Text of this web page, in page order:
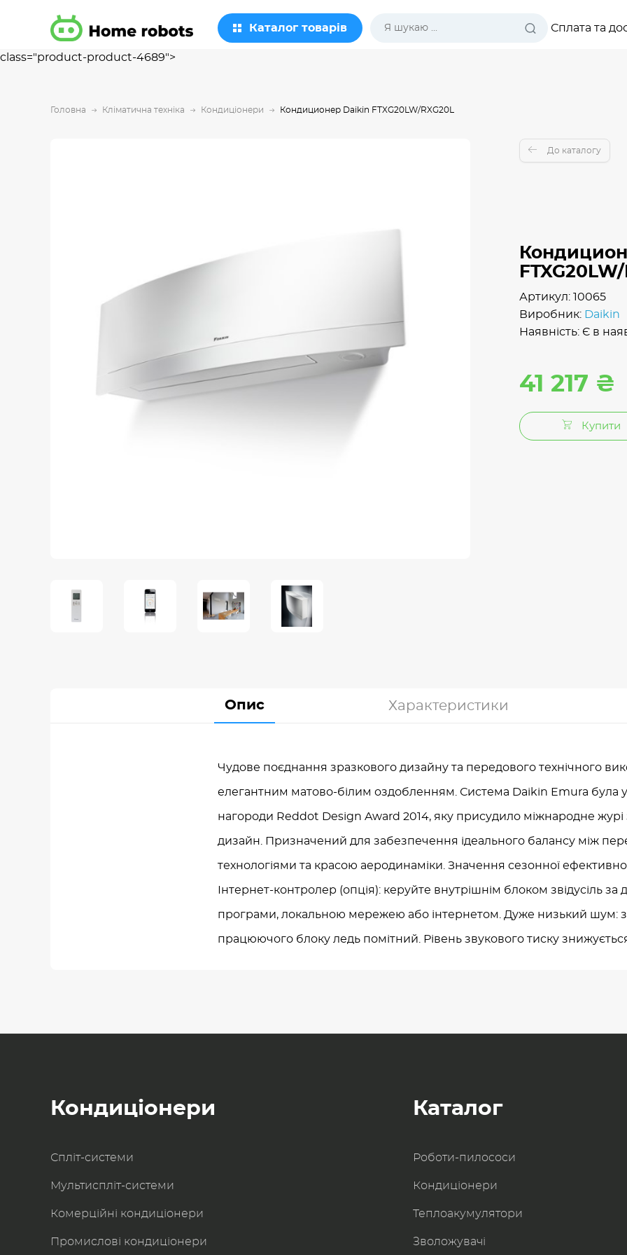
class="product-product-4689">
Каталог товарів Сплата та
Головна Кліматична техніка Кондиціонери Кондиционер Daikin FTXG20LW/RXG20L
До каталогу
Артикул: 10065
Виробник: Daikin
Наявність: Є в
41 217 ₴
Купити
Опис Характеристики
Чудове поєднання зразкового дизайну та передового технічного
елегантним матово-білим оздобленням. Система Daikin Emura була
нагороди Reddot Design Award 2014, яку присудило міжнародне журі
дизайн. Призначений для забезпечення ідеального балансу між
технологіями та красою аеродинаміки. Значення сезонної
Інтернет-контролер (опція): керуйте внутрішнім блоком звідусіль
програми, локальною мережею або інтернетом. Дуже низький шум:
працюючого блоку ледь помітний. Рівень звукового тиску
Кондиціонери
Спліт-системи
Мультиспліт-системи
Комерційні кондиціонери
Промислові кондиціонери
Каталог
Роботи-пилоcоси
Кондиціонери
Теплоакумулятори
Зволожувачі